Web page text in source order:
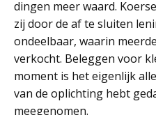
dingen meer waard.
zij door de af te sluiten
ondeelbaar, waarin
verkocht. Beleggen voor
moment is het eigenlijk
van de oplichting hebt
meegenomen.